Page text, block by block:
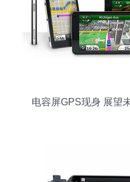
电容屏GPS现身 展望